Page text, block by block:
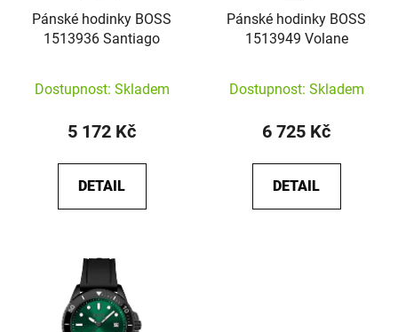
Pánské hodinky BOSS
1513936 Santiago
Dostupnost: Skladem
5 172 Kč
DETAIL
Pánské hodinky BOSS
1513949 Volane
Dostupnost: Skladem
6 725 Kč
DETAIL